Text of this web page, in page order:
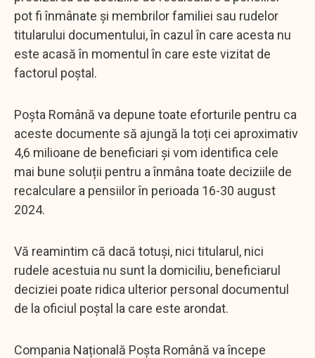
pot fi înmânate și membrilor familiei sau rudelor
titularului documentului, în cazul în care acesta nu
este acasă în momentul în care este vizitat de
factorul poștal.
Poșta Română va depune toate eforturile pentru ca
aceste documente să ajungă la toți cei aproximativ
4,6 milioane de beneficiari și vom identifica cele
mai bune soluții pentru a înmâna toate deciziile de
recalculare a pensiilor în perioada 16-30 august
2024.
Vă reamintim că dacă totuși, nici titularul, nici
rudele acestuia nu sunt la domiciliu, beneficiarul
deciziei poate ridica ulterior personal documentul
de la oficiul poştal la care este arondat.
Compania Națională Poșta Română va începe